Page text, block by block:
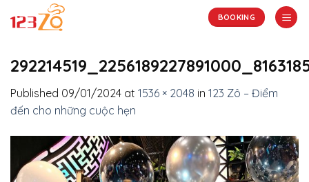
BOOKING
Published 09/01/2024 at 1536 × 2048 in 123 Zô – Điểm
đến cho những cuộc hẹn